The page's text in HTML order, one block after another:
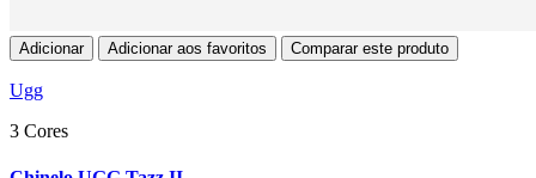
Adicionar Adicionar aos favoritos Comparar este produto
Ugg
3 Cores